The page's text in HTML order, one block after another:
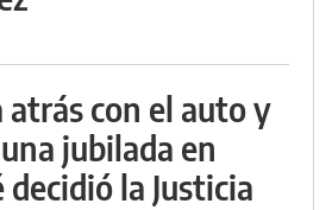
atrás con el auto y
jubilada en
decidió la Justicia